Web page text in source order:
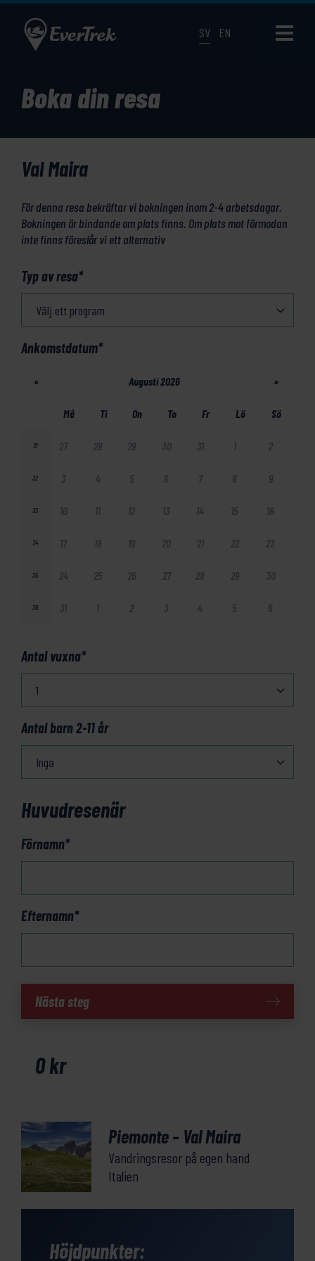
SV EN
Boka din resa
Val Maira
För denna resa bekräftar vi bokningen inom 2-4 arbetsdagar.
Bokningen är bindande om plats finns. Om plats mot förmodan
inte finns föreslår vi ett alternativ
Typ av resa*
Ankomstdatum*
« Augusti 2026 »
Må Ti On To Fr Lö Sö
31 27 28 29 30 31 1 2
32 3 4 5 6 7 8 9
33 10 11 12 13 14 15 16
34 17 18 19 20 21 22 23
35 24 25 26 27 28 29 30
36 31 1 2 3 4 5 6
Antal vuxna*
Antal barn 2-11 år
Huvudresenär
Förnamn*
Efternamn*
Maira
Nästa steg
0kr
Piemonte – Val Maira
Vandringsresor på egen hand
Italien
Höjdpunkter: